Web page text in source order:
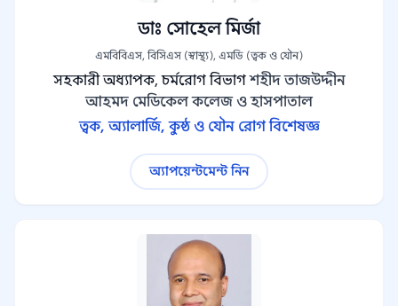
ডাঃ সোহেল মির্জা
এমবিবিএস, বিসিএস (স্বাস্থ্য), এমডি (ত্বক ও যৌন)
সহকারী অধ্যাপক, চর্মরোগ বিভাগ শহীদ তাজউদ্দীন
আহমদ মেডিকেল কলেজ ও হাসপাতাল
ত্বক, অ্যালার্জি, কুষ্ঠ ও যৌন রোগ বিশেষজ্ঞ
অ্যাপয়েন্টমেন্ট নিন